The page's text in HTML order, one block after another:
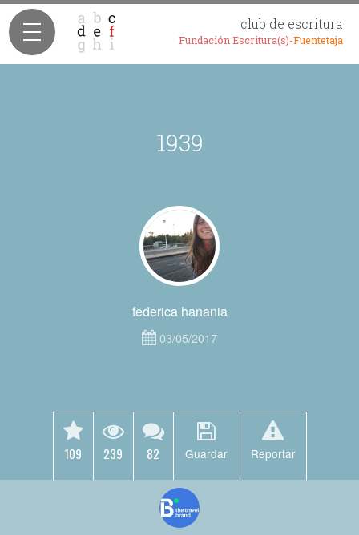
club de escritura
Fundación Escritura(s)-Fuentetaja
1939
federica hanania
03/05/2017
109 239 82 Guardar Reportar